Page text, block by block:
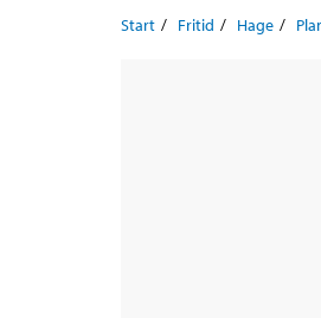
Start Fritid Hage